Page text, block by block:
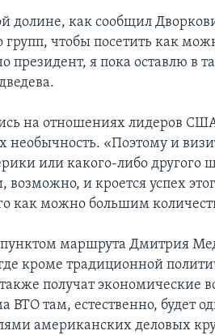
долине, как сообщил
групп, чтобы посетить как
президент, я пока оставлю в
на отношениях лидеров
необычность. «Поэтому и
или какого-либо другого
возможно, и кроется успех
как можно большим
маршрута Дмитрия
кроме традиционной
получат экономические
ВТО там, естественно, будет
американских деловых